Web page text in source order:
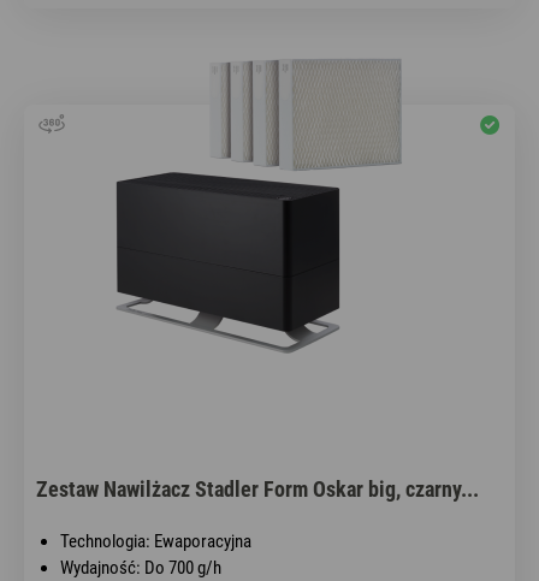
Zestaw Nawilżacz Stadler Form Oskar big, czarny...
Technologia: Ewaporacyjna
Wydajność: Do 700 g/h